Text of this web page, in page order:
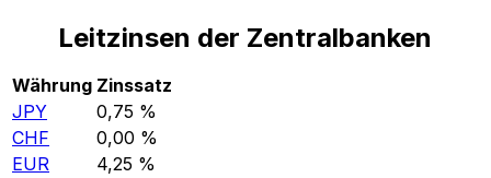
Leitzinsen der Zentralbanken
Währung Zinssatz
JPY
0,75 %
CHF
0,00 %
EUR
4,25 %